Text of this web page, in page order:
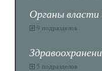
Органы власти
9 подразделов
5 подразделов